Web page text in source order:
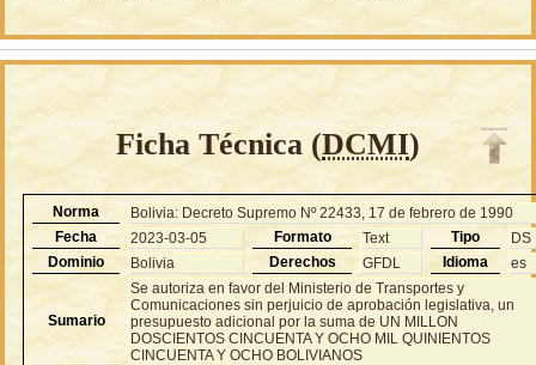
Ficha Técnica (DCMI)
Norma
Bolivia: Decreto Supremo Nº 22433, 17 de febrero de 1990
Fecha
2023-03-05 Formato Text Tipo
DS
Dominio
Bolivia Derechos GFDL Idioma es
Sumario
Se autoriza en favor del Ministerio de Transportes y
Comunicaciones sin perjuicio de aprobación legislativa, un
presupuesto adicional por la suma de UN MILLON
DOSCIENTOS CINCUENTA Y OCHO MIL QUINIENTOS
CINCUENTA Y OCHO BOLIVIANOS